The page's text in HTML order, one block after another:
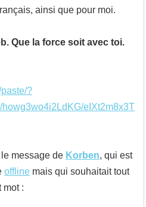
ainsi que pour moi.
Que la force soit avec toi.
?
eIXt2m8x3T
message de Korben, qui est
offline mais qui souhaitait tout
mot :